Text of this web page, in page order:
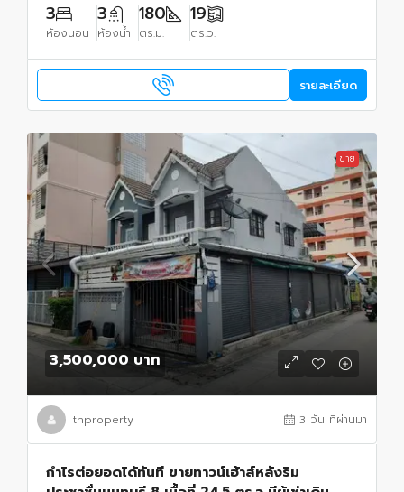
3
ห้องนอน
3
ห้องน้ำ
180
ตร.ม.
19
ตร.ว.
รายละเอียด
ขาย
3,500,000 บาท
thproperty 3 วัน ที่ผ่านมา
กำไรต่อยอดได้ทันที ขายทาวน์เฮ้าส์หลังริม